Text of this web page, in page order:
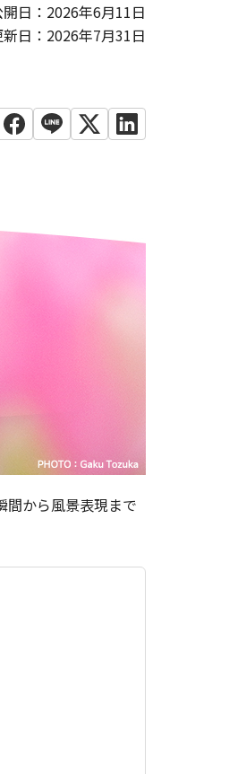
開日：2026年6月11日
日：2026年7月31日
間から風景表現まで